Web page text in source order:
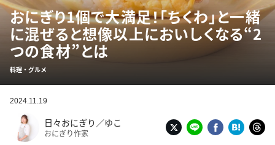
おにぎり1個で大満足！「ちくわ」と一緒
に混ぜると想像以上においしくなる“2
つの食材”とは
料理・グルメ
2024.11.19
日々おにぎり／ゆこ
おにぎり作家